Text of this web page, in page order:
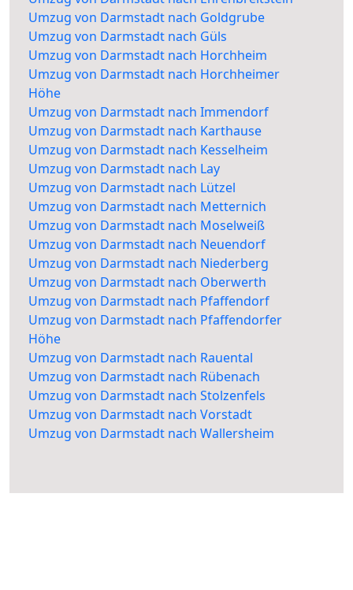
Umzug von Darmstadt nach Goldgrube
Umzug von Darmstadt nach Güls
Umzug von Darmstadt nach Horchheim
Umzug von Darmstadt nach Horchheimer
Höhe
Umzug von Darmstadt nach Immendorf
Umzug von Darmstadt nach Karthause
Umzug von Darmstadt nach Kesselheim
Umzug von Darmstadt nach Lay
Umzug von Darmstadt nach Lützel
Umzug von Darmstadt nach Metternich
Umzug von Darmstadt nach Moselweiß
Umzug von Darmstadt nach Neuendorf
Umzug von Darmstadt nach Niederberg
Umzug von Darmstadt nach Oberwerth
Umzug von Darmstadt nach Pfaffendorf
Umzug von Darmstadt nach Pfaffendorfer
Höhe
Umzug von Darmstadt nach Rauental
Umzug von Darmstadt nach Rübenach
Umzug von Darmstadt nach Stolzenfels
Umzug von Darmstadt nach Vorstadt
Umzug von Darmstadt nach Wallersheim